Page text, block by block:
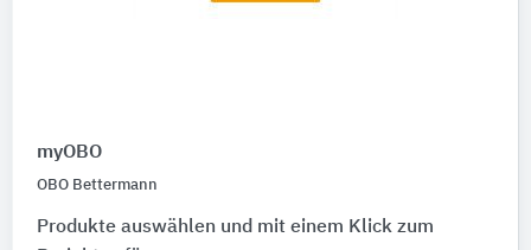
myOBO
OBO Bettermann
Produkte auswählen und mit einem Klick zum